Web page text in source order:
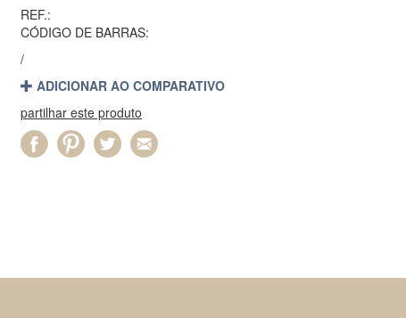
REF.:
CÓDIGO DE BARRAS:
/
ADICIONAR AO COMPARATIVO
partilhar este produto